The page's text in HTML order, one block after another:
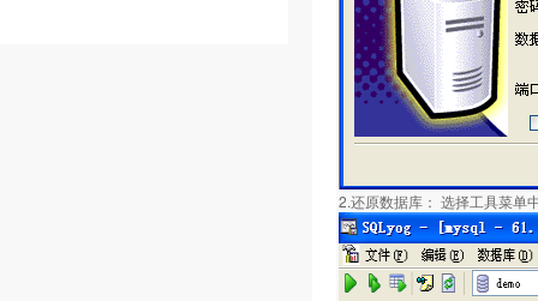
2.还原数据库： 选择工具菜单